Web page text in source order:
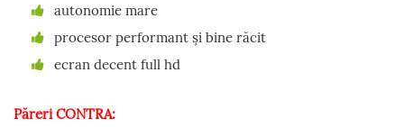
autonomie mare
procesor performant și bine răcit
ecran decent full hd
Păreri CONTRA: